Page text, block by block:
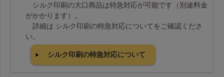
シルク印刷の大口商品は特急対応が可能です（別途料金
がかかります）。
詳細は シルク印刷の特急対応についてをご確認くださ
い。
シルク印刷の特急対応について